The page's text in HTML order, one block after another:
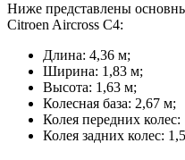
Ниже представлены
Citroen Aircross C4:
Длина: 4,36 м;
Ширина: 1,83 м;
Высота: 1,63 м;
Колесная база: 2,67 м;
Колея передних
Колея задних колес: